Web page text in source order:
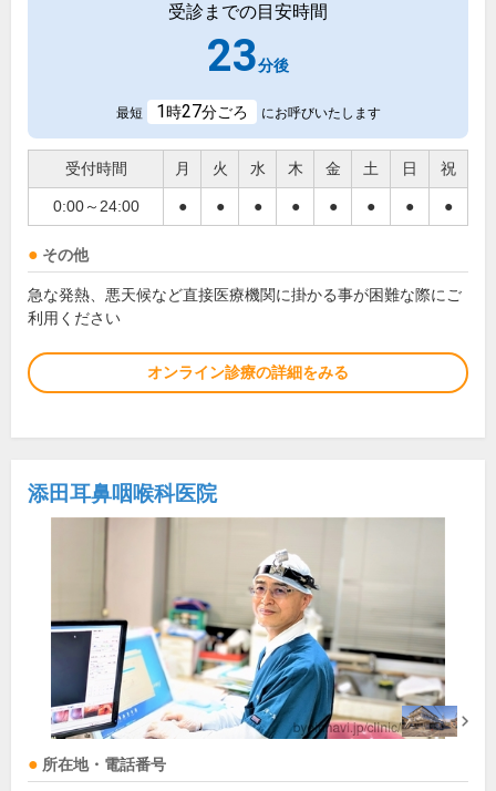
受診までの目安時間
23分後
最短 1時27分ごろ にお呼びいたします
受付時間 月 火 水 木 金 土 日 祝
0:00～24:00 ● ● ● ● ● ● ● ●
その他
急な発熱、悪天候など直接医療機関に掛かる事が困難な際にご
利用ください
オンライン診療の詳細をみる
添田耳鼻咽喉科医院
所在地・電話番号